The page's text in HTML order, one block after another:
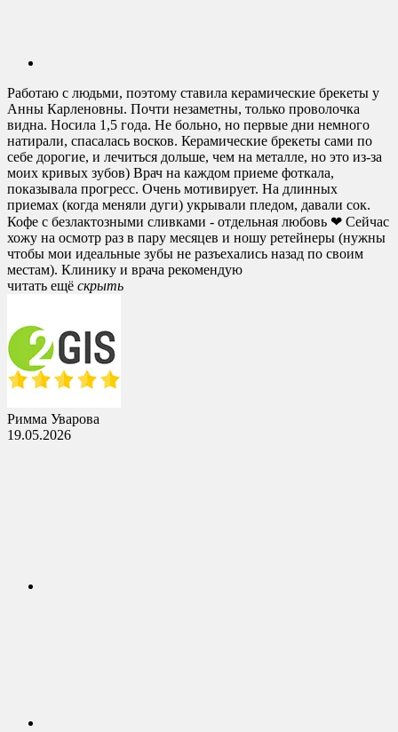
Работаю с людьми, поэтому ставила керамические брекеты у
Анны Карленовны. Почти незаметны, только проволочка
видна. Носила 1,5 года. Не больно, но первые дни немного
натирали, спасалась восков. Керамические брекеты сами по
себе дорогие, и лечиться дольше, чем на металле, но это из-за
моих кривых зубов) Врач на каждом приеме фоткала,
показывала прогресс. Очень мотивирует. На длинных
приемах (когда меняли дуги) укрывали пледом, давали сок.
Кофе с безлактозными сливками - отдельная любовь ❤ Сейчас
хожу на осмотр раз в пару месяцев и ношу ретейнеры (нужны
чтобы мои идеальные зубы не разъехались назад по своим
местам). Клинику и врача рекомендую
читать ещё cкрыть
Римма Уварова
19.05.2026